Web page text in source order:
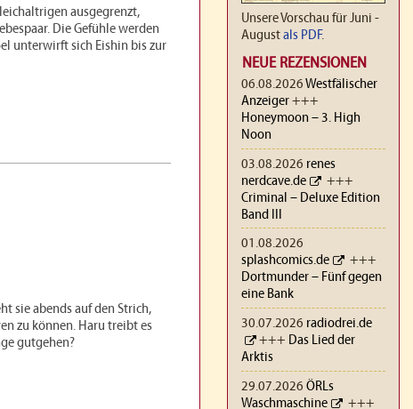
ausgegrenzt,
Die Gefühle werden
unterwirft sich Eishin bis zur
sie abends auf den Strich,
zu können. Haru treibt es
gutgehen?
Unsere Vorschau für Juni -
Augustals PDF.
NEUE REZENSIONEN
06.08.2026Westfälischer
Anzeiger+++
Honeymoon – 3. High
Noon
03.08.2026 renes
nerdcave.de
+++
Criminal – Deluxe Edition
Band III
01.08.2026
splashcomics.de
+++
Dortmunder – Fünf gegen
eine Bank
30.07.2026 radiodrei.de
+++ Das Lied der
Arktis
29.07.2026 ÖRLs
Waschmaschine
+++